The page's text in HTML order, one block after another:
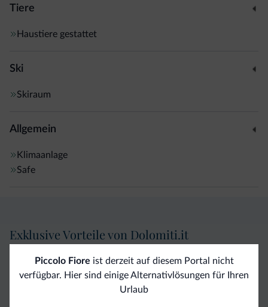
Tiere
Haustiere gestattet
Ski
Skiraum
Allgemein
Klimaanlage
Safe
Piccolo Fiore ist derzeit auf diesem Portal nicht
verfügbar. Hier sind einige Alternativlösungen für Ihren
Urlaub
Exklusive Vorteile von Dolomiti.it
Direkter